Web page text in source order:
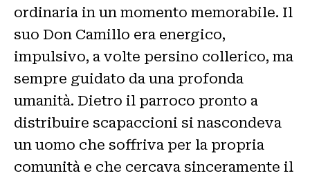
ordinaria in un momento memorabile. Il
suo Don Camillo era energico,
impulsivo, a volte persino collerico, ma
sempre guidato da una profonda
umanità. Dietro il parroco pronto a
distribuire scapaccioni si nascondeva
un uomo che soffriva per la propria
comunità e che cercava sinceramente il